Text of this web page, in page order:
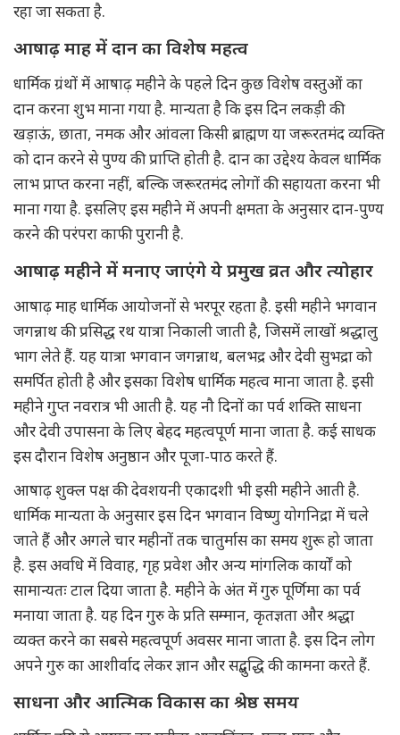
रहा जा सकता है.
आषाढ़ माह में दान का विशेष महत्व
धार्मिक ग्रंथों में आषाढ़ महीने के पहले दिन कुछ विशेष वस्तुओं का
दान करना शुभ माना गया है. मान्यता है कि इस दिन लकड़ी की
खड़ाऊं, छाता, नमक और आंवला किसी ब्राह्मण या जरूरतमंद व्यक्ति
को दान करने से पुण्य की प्राप्ति होती है. दान का उद्देश्य केवल धार्मिक
लाभ प्राप्त करना नहीं, बल्कि जरूरतमंद लोगों की सहायता करना भी
माना गया है. इसलिए इस महीने में अपनी क्षमता के अनुसार दान-पुण्य
करने की परंपरा काफी पुरानी है.
आषाढ़ महीने में मनाए जाएंगे ये प्रमुख व्रत और त्योहार
आषाढ़ माह धार्मिक आयोजनों से भरपूर रहता है. इसी महीने भगवान
जगन्नाथ की प्रसिद्ध रथ यात्रा निकाली जाती है, जिसमें लाखों श्रद्धालु
भाग लेते हैं. यह यात्रा भगवान जगन्नाथ, बलभद्र और देवी सुभद्रा को
समर्पित होती है और इसका विशेष धार्मिक महत्व माना जाता है. इसी
महीने गुप्त नवरात्र भी आती है. यह नौ दिनों का पर्व शक्ति साधना
और देवी उपासना के लिए बेहद महत्वपूर्ण माना जाता है. कई साधक
इस दौरान विशेष अनुष्ठान और पूजा-पाठ करते हैं.
आषाढ़ शुक्ल पक्ष की देवशयनी एकादशी भी इसी महीने आती है.
धार्मिक मान्यता के अनुसार इस दिन भगवान विष्णु योगनिद्रा में चले
जाते हैं और अगले चार महीनों तक चातुर्मास का समय शुरू हो जाता
है. इस अवधि में विवाह, गृह प्रवेश और अन्य मांगलिक कार्यों को
सामान्यतः टाल दिया जाता है. महीने के अंत में गुरु पूर्णिमा का पर्व
मनाया जाता है. यह दिन गुरु के प्रति सम्मान, कृतज्ञता और श्रद्धा
व्यक्त करने का सबसे महत्वपूर्ण अवसर माना जाता है. इस दिन लोग
अपने गुरु का आशीर्वाद लेकर ज्ञान और सद्बुद्धि की कामना करते हैं.
साधना और आत्मिक विकास का श्रेष्ठ समय